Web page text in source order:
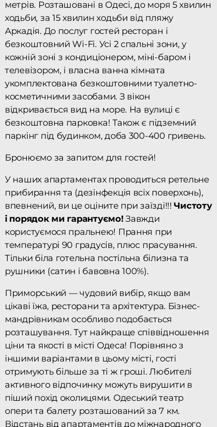
метрів. Розташовані в Одесі, до моря 5 хвилин
ходьби, за 15 хвилин ходьби від пляжу
Аркадія. До послуг гостей ресторан і
безкоштовний Wi-Fi. Усі 2 спальні зони, у
кожній зоні з кондиціонером, міні-баром і
телевізором, і власна ванна кімната
укомплектована безкоштовними туалетно-
косметичними засобами. З вікон
відкривається вид на море. На вулиці є
безкоштовна парковка! Також є підземний
паркінг під будинком, доба 300-400 гривень.
Бронюємо за запитом для гостей!
У наших апартаментах проводиться ретельне
прибирання та (дезінфекція всіх поверхонь),
впевнений, ви це оціните при заїзді!!!Чистоту
і порядок ми гарантуємо!Завжди
користуємося пральнею! Прання при
температурі 90 градусів, плюс прасування.
Тільки біла готельна постільна білизна та
рушники (сатин і бавовна 100%).
Приморський — чудовий вибір, якщо вам
цікаві їжа, ресторани та архітектура. Бізнес-
мандрівникам особливо подобається
розташування. Тут найкраще співвідношення
ціни та якості в місті Одеса! Порівняно з
іншими варіантами в цьому місті, гості
отримують більше за ті ж гроші. Любителі
активного відпочинку можуть вирушити в
піший похід околицями. Одеський театр
опери та балету розташований за 7 км.
Відстань від апартаментів до міжнародного